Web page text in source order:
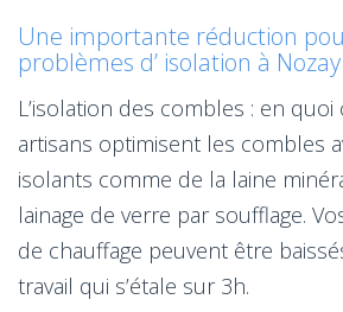
Une importante réduction
problèmes d’ isolation à Nozay
L’isolation des combles : en quoi
artisans optimisent les combles
isolants comme de la laine
lainage de verre par soufflage.
de chauffage peuvent être
travail qui s’étale sur 3h.